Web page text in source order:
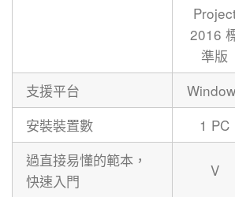
2016
準版
支援平台
安裝裝置數
1 PC
過直接易懂的範本，
快速入門
V